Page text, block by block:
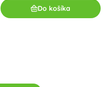
Do košíka